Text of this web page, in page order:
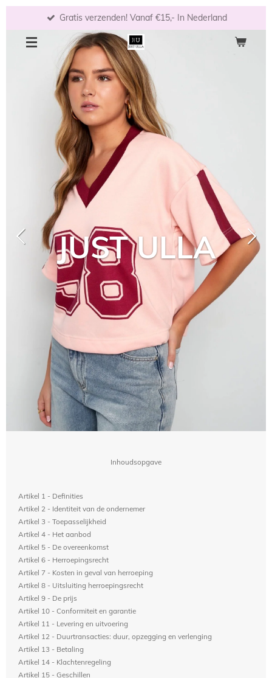
hoofdinhoud
Gratis verzenden! Vanaf €15,- In Nederland
JUST ULLA
Inhoudsopgave
Artikel 1 - Definities
Artikel 2 - Identiteit van de ondernemer
Artikel 3 - Toepasselijkheid
Artikel 4 - Het aanbod
Artikel 5 - De overeenkomst
Artikel 6 - Herroepingsrecht
Artikel 7 - Kosten in geval van herroeping
Artikel 8 - Uitsluiting herroepingsrecht
Artikel 9 - De prijs
Artikel 10 - Conformiteit en garantie
Artikel 11 - Levering en uitvoering
Artikel 12 - Duurtransacties: duur, opzegging en verlenging
Artikel 13 - Betaling
Artikel 14 - Klachtenregeling
Artikel 15 - Geschillen